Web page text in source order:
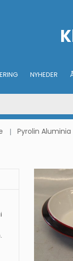
NYHEDER
Pyrolin Aluminia